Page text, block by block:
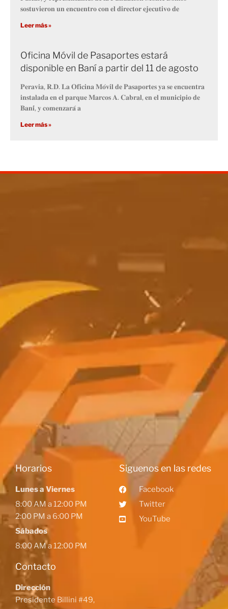
𝐬𝐨𝐬𝐭𝐮𝐯𝐢𝐞𝐫𝐨𝐧 𝐮𝐧 𝐞𝐧𝐜𝐮𝐞𝐧𝐭𝐫𝐨 𝐜𝐨𝐧 𝐞𝐥 𝐝𝐢𝐫𝐞𝐜𝐭𝐨𝐫 𝐞𝐣𝐞𝐜𝐮𝐭𝐢𝐯𝐨 𝐝𝐞
Leer más »
Oficina Móvil de Pasaportes estará
disponible en Baní a partir del 11 de agosto
𝐏𝐞𝐫𝐚𝐯𝐢𝐚, 𝐑.𝐃. 𝐋𝐚 𝐎𝐟𝐢𝐜𝐢𝐧𝐚 𝐌𝐨́𝐯𝐢𝐥 𝐝𝐞 𝐏𝐚𝐬𝐚𝐩𝐨𝐫𝐭𝐞𝐬 𝐲𝐚 𝐬𝐞 𝐞𝐧𝐜𝐮𝐞𝐧𝐭𝐫𝐚
𝐢𝐧𝐬𝐭𝐚𝐥𝐚𝐝𝐚 𝐞𝐧 𝐞𝐥 𝐩𝐚𝐫𝐪𝐮𝐞 𝐌𝐚𝐫𝐜𝐨𝐬 𝐀. 𝐂𝐚𝐛𝐫𝐚𝐥, 𝐞𝐧 𝐞𝐥 𝐦𝐮𝐧𝐢𝐜𝐢𝐩𝐢𝐨 𝐝𝐞
𝐁𝐚𝐧𝐢́, 𝐲 𝐜𝐨𝐦𝐞𝐧𝐳𝐚𝐫𝐚́ 𝐚
Leer más »
Horarios
Lunes a Viernes
8:00 AM a 12:00 PM
2:00 PM a 6:00 PM
Sábados
8:00 AM a 12:00 PM
Contacto
Dirección
Presidente Billini #49,
Siguenos en las redes
Facebook
Twitter
YouTube